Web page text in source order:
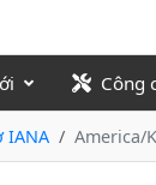
Công
IANA America/